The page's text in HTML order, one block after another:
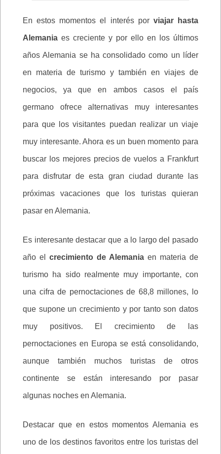
En estos momentos el interés por viajar hasta
Alemania es creciente y por ello en los últimos
años Alemania se ha consolidado como un líder
en materia de turismo y también en viajes de
negocios, ya que en ambos casos el país
germano ofrece alternativas muy interesantes
para que los visitantes puedan realizar un viaje
muy interesante. Ahora es un buen momento para
buscar los mejores precios de vuelos a Frankfurt
para disfrutar de esta gran ciudad durante las
próximas vacaciones que los turistas quieran
pasar en Alemania.
Es interesante destacar que a lo largo del pasado
año el crecimiento de Alemania en materia de
turismo ha sido realmente muy importante, con
una cifra de pernoctaciones de 68,8 millones, lo
que supone un crecimiento y por tanto son datos
muy positivos. El crecimiento de las
pernoctaciones en Europa se está consolidando,
aunque también muchos turistas de otros
continente se están interesando por pasar
algunas noches en Alemania.
Destacar que en estos momentos Alemania es
uno de los destinos favoritos entre los turistas del